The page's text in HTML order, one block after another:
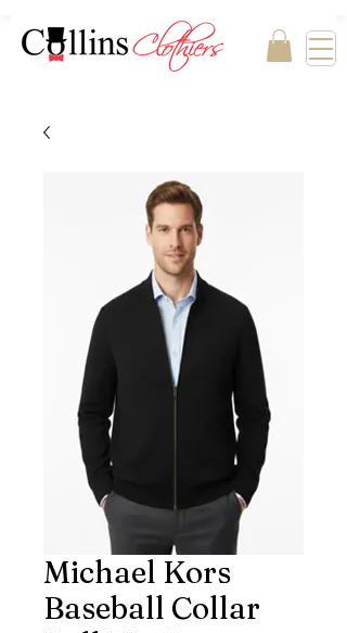
Michael Kors
Baseball Collar